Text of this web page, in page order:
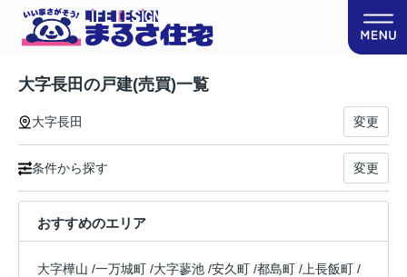
大字長田の戸建(売買)一覧
大字長田 変更
条件から探す 変更
おすすめのエリア
大字樺山 /一万城町 /大字蓼池 /安久町 /都島町 / 上長飯町 /